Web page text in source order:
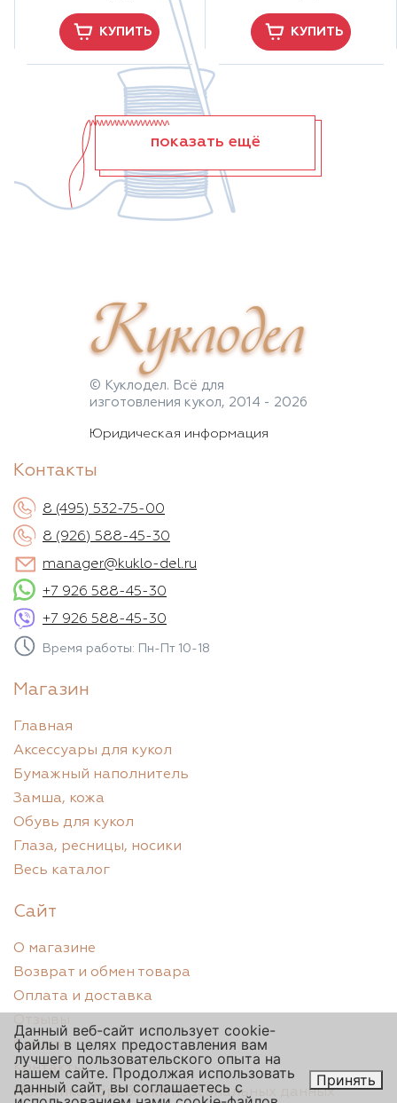
КУПИТЬ КУПИТЬ
показать ещё
Куклодел
© Куклодел. Всё для
изготовления кукол, 2014 - 2026
Юридическая информация
Контакты
8 (495) 532-75-00
8 (926) 588-45-30
manager@kuklo-del.ru
+7 926 588-45-30
+7 926 588-45-30
Время работы: Пн-Пт 10-18
Магазин
Главная
Аксессуары для кукол
Бумажный наполнитель
Замша, кожа
Обувь для кукол
Глаза, ресницы, носики
Весь каталог
Сайт
О магазине
Возврат и обмен товара
Оплата и доставка
Скидки
Контакты
Политика обработки персональных данных
Данный веб-сайт использует cookie-
файлы в целях предоставления вам
лучшего пользовательского опыта на
нашем сайте. Продолжая использовать
данный сайт, вы соглашаетесь с
Принять